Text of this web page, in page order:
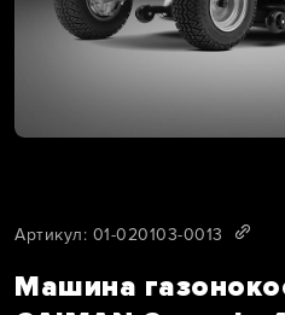
Артикул: 01-020103-0013
Машина